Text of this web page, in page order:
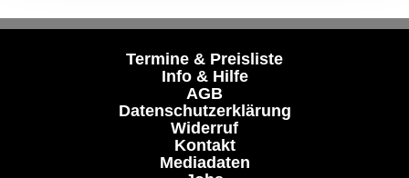
Termine & Preisliste
Info & Hilfe
AGB
Datenschutzerklärung
Widerruf
Kontakt
Mediadaten